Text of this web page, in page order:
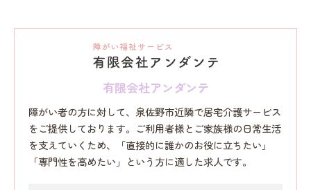
有限会社アンダンテ
障がい者の方に対して、泉佐野市近隣で居宅介護サービス
をご提供しております。ご利用者様とご家族様の日常生活
を支えていくため、「直接的に誰かのお役に立ちたい」
「専門性を高めたい」という方に適した求人です。